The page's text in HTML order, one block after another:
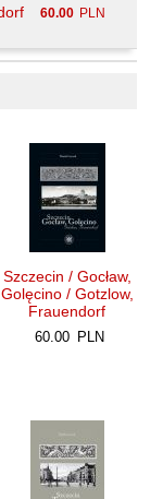
60.00 PLN
Szczecin / Gocław,
Golęcino / Gotzlow,
Frauendorf
60.00 PLN